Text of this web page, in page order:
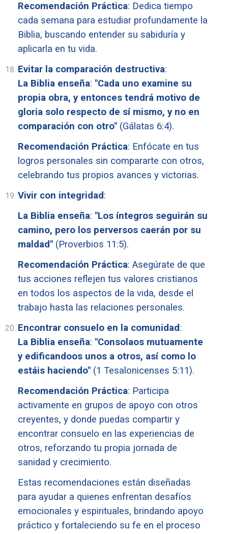
Recomendación Práctica: Dedica tiempo
cada semana para estudiar profundamente la
Biblia, buscando entender su sabiduría y
aplicarla en tu vida.
Evitar la comparación destructiva:
La Biblia enseña: "Cada uno examine su
propia obra, y entonces tendrá motivo de
gloria solo respecto de sí mismo, y no en
comparación con otro" (Gálatas 6:4).
Recomendación Práctica: Enfócate en tus
logros personales sin compararte con otros,
celebrando tus propios avances y victorias.
Vivir con integridad:
La Biblia enseña: "Los íntegros seguirán su
camino, pero los perversos caerán por su
maldad" (Proverbios 11:5).
Recomendación Práctica: Asegúrate de que
tus acciones reflejen tus valores cristianos
en todos los aspectos de la vida, desde el
trabajo hasta las relaciones personales.
Encontrar consuelo en la comunidad:
La Biblia enseña: "Consolaos mutuamente
y edificandoos unos a otros, así como lo
estáis haciendo" (1 Tesalonicenses 5:11).
Recomendación Práctica: Participa
activamente en grupos de apoyo con otros
creyentes, y donde puedas compartir y
encontrar consuelo en las experiencias de
otros, reforzando tu propia jornada de
sanidad y crecimiento.
Estas recomendaciones están diseñadas
para ayudar a quienes enfrentan desafíos
emocionales y espirituales, brindando apoyo
práctico y fortaleciendo su fe en el proceso